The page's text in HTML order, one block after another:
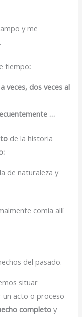
y me
tiempo:
veces, dos veces al
…
de la historia
de naturaleza y
comía allí
del pasado.
situar
un acto o proceso
completo y